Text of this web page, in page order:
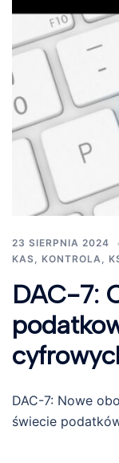
23 SIERPNIA 2024
KAS
KONTROLA
DAC-7:
DAC-7: Nowe
świecie